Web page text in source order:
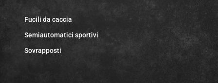
Fucili da caccia
Semiautomatici sportivi
Sovrapposti